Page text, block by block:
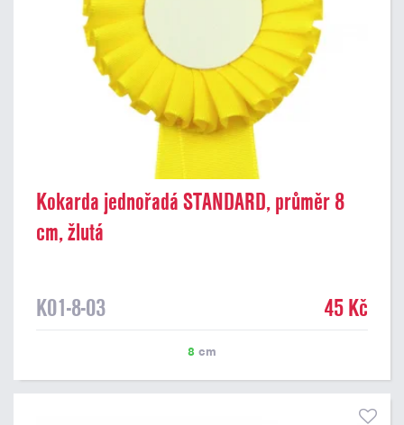
Kokarda jednořadá STANDARD, průměr 8
cm, žlutá
K01-8-03 45 Kč
8 cm